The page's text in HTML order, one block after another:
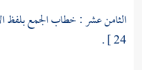
الثامن عشر : خطاب الجمع بلفظ
24 ] .